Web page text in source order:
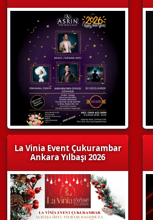
La Vinia Event Çukurambar
Ankara Yılbaşı 2026